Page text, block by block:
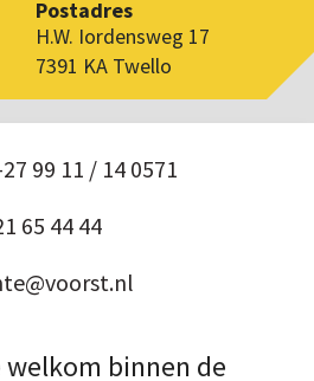
Postadres
H.W. Iordensweg 17
7391 KA Twello
99 11 / 14 0571
65 44 44
binnen de